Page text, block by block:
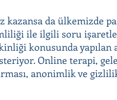
kazansa da ülkemizde
ile ilgili soru
konusunda yapılan
Online terapi,
anonimlik ve